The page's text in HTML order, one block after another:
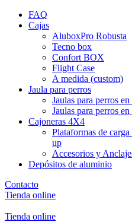
FAQ
Cajas
AluboxPro Robusta
Tecno box
Confort BOX
Flight Case
A medida (custom)
Jaula para perros
Jaulas para perros en
Jaulas para perros
Cajoneras 4X4
Plataformas de
up
Accesorios y
Depósitos de aluminio
Contacto
Tienda online
Tienda online